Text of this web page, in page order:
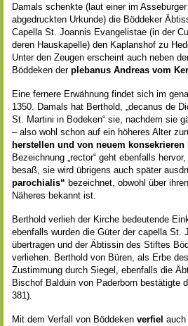
Damals schenkte (laut einer im
abgedruckten Urkunde) die Böddeker
Capella St. Joannis Evangelistae (in der
deren Hauskapelle) den Kaplanshof zu
Unter den Zeugen erscheint auch neben
Böddeken der plebanus Andreas vom
Eine fernere Erwähnung findet sich im
1350. Damals hat Berthold, „decanus de
St. Martini in Bodeken“ sie, nachdem sie
– also wohl schon auf ein höheres Alter
herstellen und von neuem konsekrieren
Bezeichnung „rector“ geht ebenfalls
besaß, sie wird übrigens auch später
parochialis“ bezeichnet, obwohl über
Näheres bekannt ist.
Berthold verlieh der Kirche bedeutende
ebenfalls wurden die Güter der capella St.
übertragen und der Äbtissin des Stiftes
verliehen. Berthold von Büren, als Erbe
Zustimmung durch Siegel, ebenfalls die
Bischof Balduin von Paderborn bestätigte
381).
Mit dem Verfall von Böddeken verfiel auch